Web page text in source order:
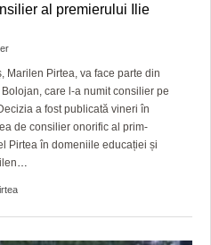
DIN TIMIŞ
al premierului Ilie
Marilen Pirtea, va face parte din
care l-a numit consilier pe
a fost publicată vineri în
de consilier onorific al prim-
Pirtea în domeniile educației și
…